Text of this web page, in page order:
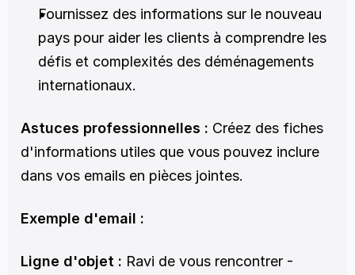
Fournissez des informations sur le nouveau
pays pour aider les clients à comprendre les
défis et complexités des déménagements
internationaux.
Astuces professionnelles : Créez des fiches
d'informations utiles que vous pouvez inclure
dans vos emails en pièces jointes.
Exemple d'email :
Ligne d'objet : Ravi de vous rencontrer -